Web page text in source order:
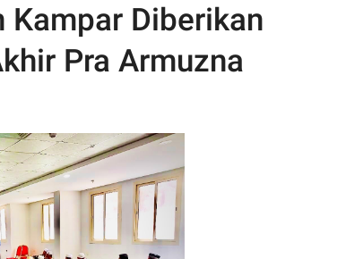
Diberikan
Pra Armuzna